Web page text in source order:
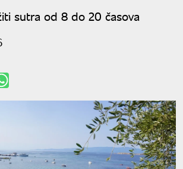
sutra od 8 do 20 časova